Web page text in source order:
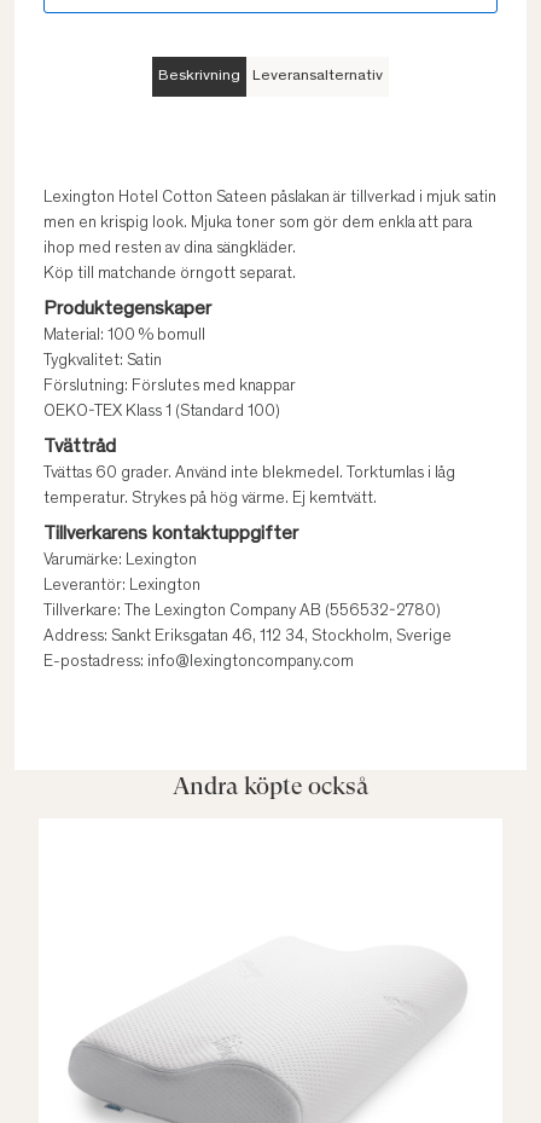
Beskrivning Leveransalternativ
Lexington Hotel Cotton Sateen påslakan är tillverkad i mjuk satin
men en krispig look. Mjuka toner som gör dem enkla att para
ihop med resten av dina sängkläder.
Köp till matchande örngott separat.
Produktegenskaper
Material: 100 % bomull
Tygkvalitet: Satin
Förslutning: Förslutes med knappar
OEKO-TEX Klass 1 (Standard 100)
Tvättråd
Tvättas 60 grader. Använd inte blekmedel. Torktumlas i låg
temperatur. Strykes på hög värme. Ej kemtvätt.
Tillverkarens kontaktuppgifter
Varumärke: Lexington
Leverantör: Lexington
Tillverkare: The Lexington Company AB (556532-2780)
Address: Sankt Eriksgatan 46, 112 34, Stockholm, Sverige
E-postadress: info@lexingtoncompany.com
Andra köpte också